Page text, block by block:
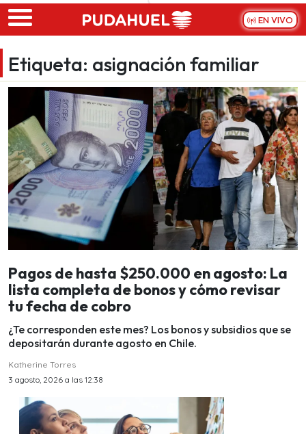
Skip to main content
EN VIVO
Etiqueta: asignación familiar
Pagos de hasta $250.000 en agosto: La
lista completa de bonos y cómo revisar
tu fecha de cobro
¿Te corresponden este mes? Los bonos y subsidios que se
depositarán durante agosto en Chile.
Katherine Torres
3 agosto, 2026 a las 12:38